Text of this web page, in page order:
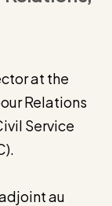
at the
Relations
Service
au